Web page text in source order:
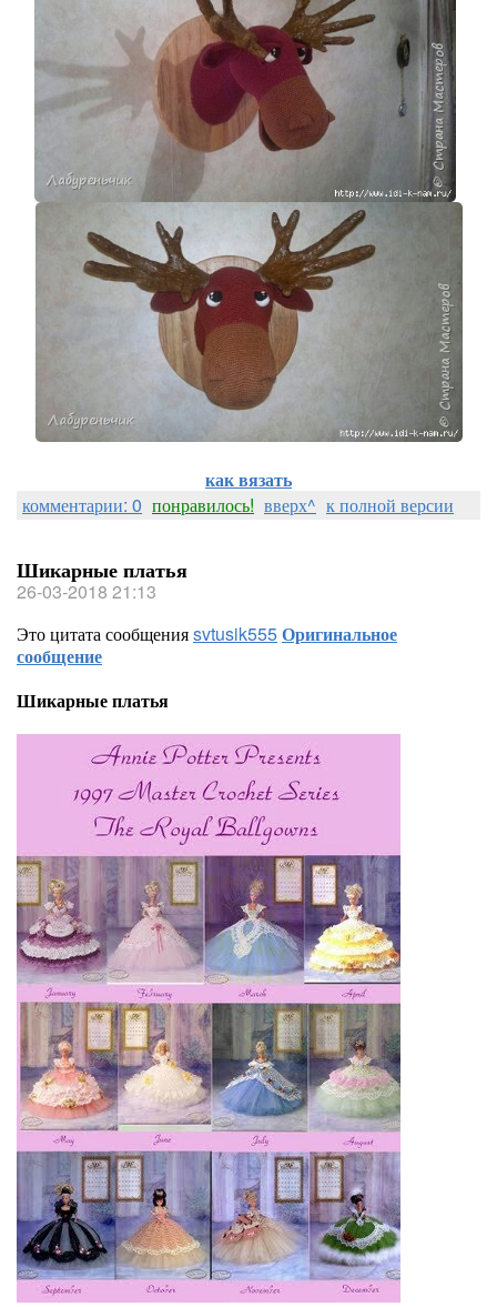
как вязать
комментарии: 0 понравилось! вверх^ к полной версии
Шикарные платья
26-03-2018 21:13
Это цитата сообщенияsvtusik555Оригинальное
сообщение
Шикарные платья